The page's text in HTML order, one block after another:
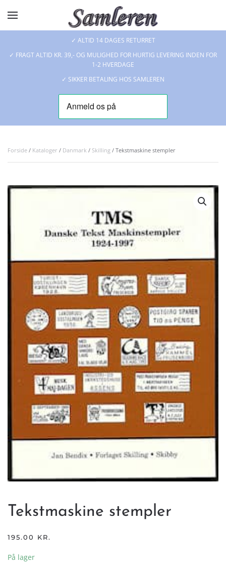
Skip to main content
✓ ALTID 14 DAGES RETURRET
✓ FRAGT ALTID KR. 39,- OG MULIGHED FOR HURTIG LEVERING INDEN FOR
1-2 HVERDAGE
✓ SIKKER BETALING HOS SAMLEREN
Forside / Kataloger / Danmark / Skilling / Tekstmaskine stempler
Tekstmaskine stempler
195.00 KR.
På lager